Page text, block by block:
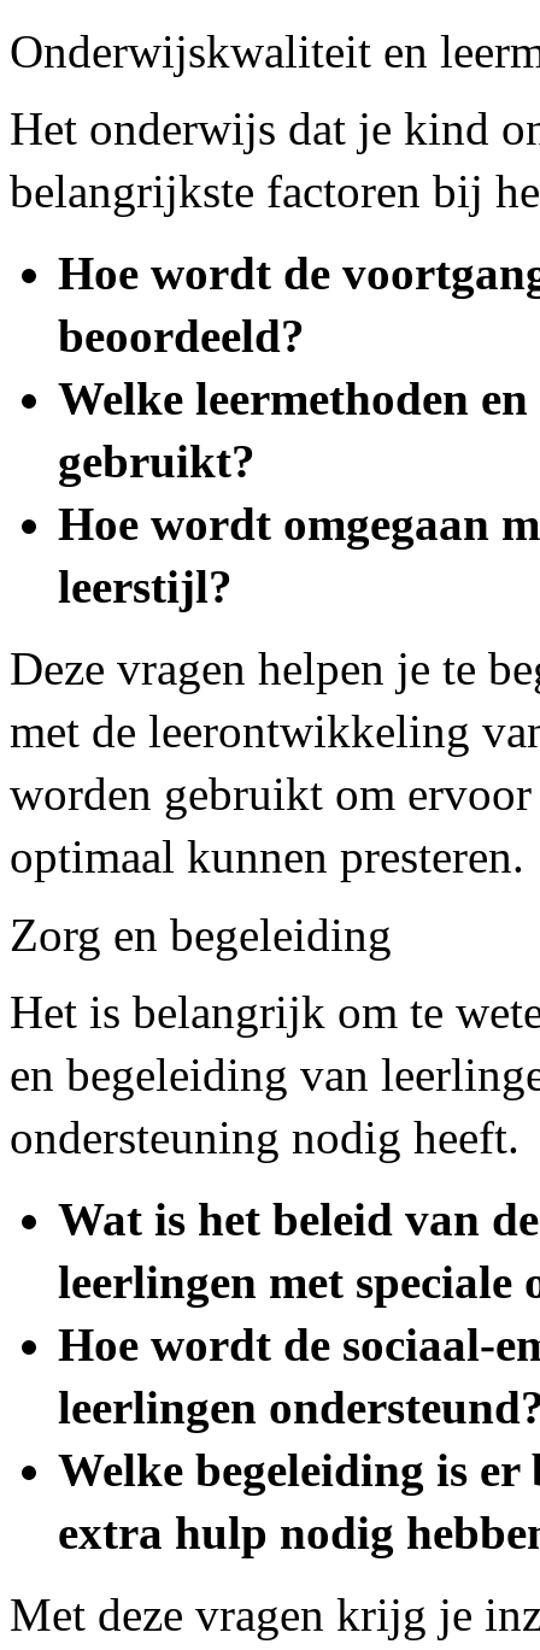
Onderwijskwaliteit en
Het onderwijs dat je kind
belangrijkste factoren bij
Hoe wordt de
beoordeeld?
Welke leermethoden
gebruikt?
Hoe wordt omgegaan
leerstijl?
Deze vragen helpen je te
met de leerontwikkeling
worden gebruikt om
optimaal kunnen presteren.
Zorg en begeleiding
Het is belangrijk om te
en begeleiding van
ondersteuning nodig heeft.
Wat is het beleid van
leerlingen met speciale
Hoe wordt de sociaal-
leerlingen
Welke begeleiding is
extra hulp nodig
Met deze vragen krijg je